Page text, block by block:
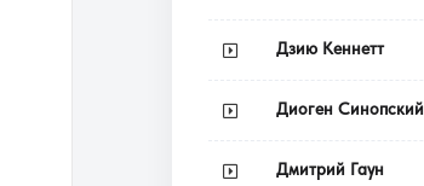
Дзию Кеннетт
Диоген Синопский
Дмитрий Гаун